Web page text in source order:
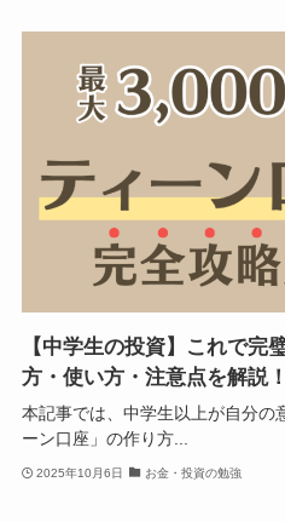
【中学生の投資】これで完
方・使い方・注意点を解説！
本記事では、中学生以上が自分の
ーン口座」の作り方...
2025年10月6日 お金・投資の勉強